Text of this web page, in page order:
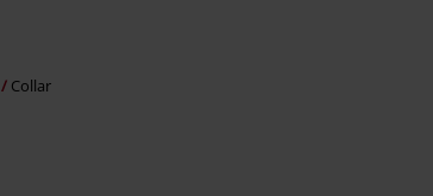
Collar